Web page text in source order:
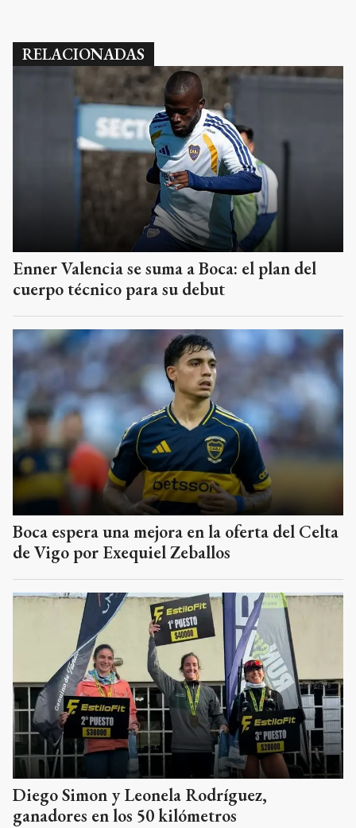
RELACIONADAS
Enner Valencia se suma a Boca: el plan del
cuerpo técnico para su debut
Boca espera una mejora en la oferta del Celta
de Vigo por Exequiel Zeballos
Diego Simon y Leonela Rodríguez,
ganadores en los 50 kilómetros